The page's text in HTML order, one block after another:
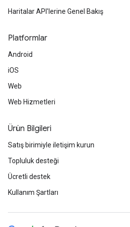
Haritalar API'lerine Genel Bakış
Platformlar
Android
iOS
Web
Web Hizmetleri
Ürün Bilgileri
Satış birimiyle iletişim kurun
Topluluk desteği
Ücretli destek
Kullanım Şartları